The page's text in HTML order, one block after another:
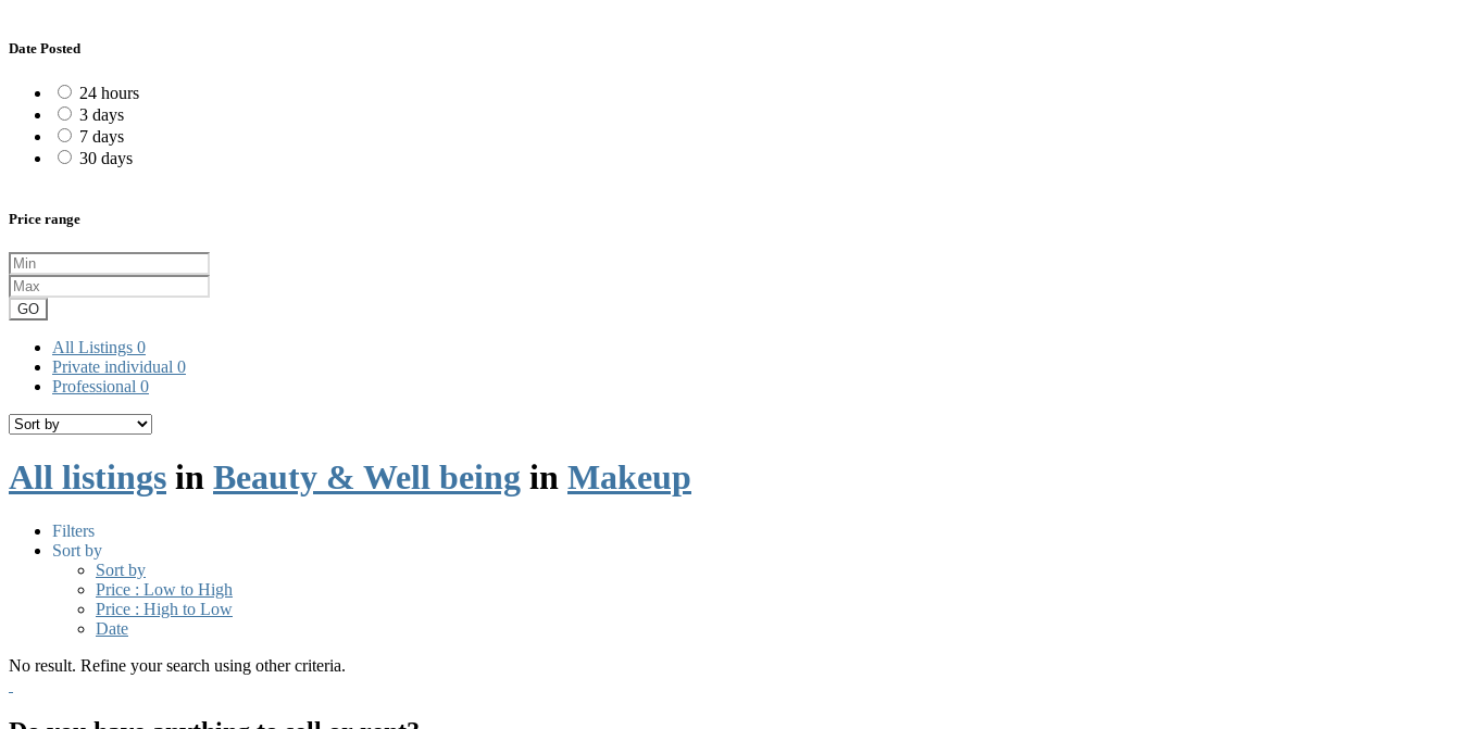
Date Posted
24 hours
3 days
7 days
30 days
Price range
GO
All Listings 0
Private individual 0
Professional 0
All listings in Beauty & Well being in Makeup
Filters
Sort by
Sort by
Price : Low to High
Price : High to Low
Date
No result. Refine your search using other criteria.